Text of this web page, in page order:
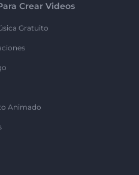
Crear Videos
Gratuito
Animado